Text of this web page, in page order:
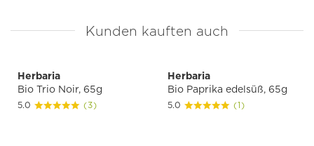
Kunden kauften auch
Herbaria
Bio Trio Noir, 65g
5.0 (3)
Herbaria
Bio Paprika edelsüß, 65g
5.0 (1)